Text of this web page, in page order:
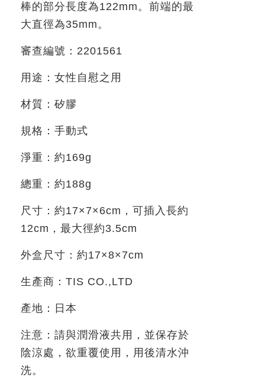
棒的部分長度為122mm。前端的最
大直徑為35mm。
審查編號： 2201561
用途：女性自慰之用
材質：矽膠
規格：手動式
淨重：約169g
總重：約188g
尺寸：約17×7×6cm ，可插入長約
12cm ，最大徑約3.5cm
外盒尺寸：約17×8×7cm
生產商： TIS CO.,LTD
產地：日本
注意：請與潤滑液共用，並保存於
陰涼處，欲重覆使用，用後清水沖
洗。